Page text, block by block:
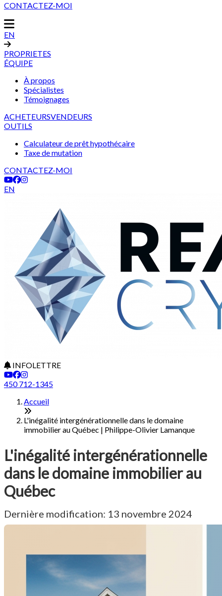
CONTACTEZ-MOI
EN
PROPRIETES
ÉQUIPE
À propos
Spécialistes
Témoignages
ACHETEURSVENDEURS
OUTILS
Calculateur de prêt hypothécaire
Taxe de mutation
CONTACTEZ-MOI
EN
INFOLETTRE
450 712-1345
Accueil
L'inégalité intergénérationnelle dans le domaine
immobilier au Québec | Philippe-Olivier Lamanque
L'inégalité intergénérationnelle
dans le domaine immobilier au
Québec
Dernière modification: 13 novembre 2024